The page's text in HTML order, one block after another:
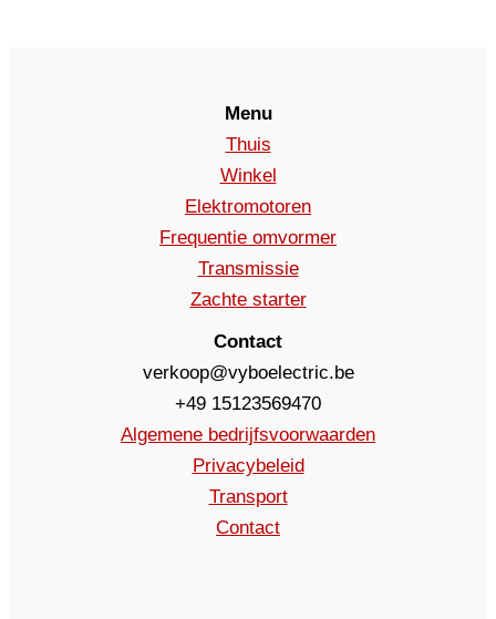
Menu
Thuis
Winkel
Elektromotoren
Frequentie omvormer
Transmissie
Zachte starter
Contact
verkoop@vyboelectric.be
+49 15123569470
Algemene bedrijfsvoorwaarden
Privacybeleid
Transport
Contact